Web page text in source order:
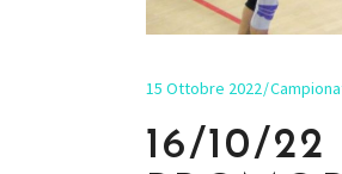
15 Ottobre 2022
16/10/22